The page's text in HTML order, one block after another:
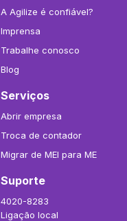
A Agilize é confiável?
Imprensa
Trabalhe conosco
Blog
Serviços
Abrir empresa
Troca de contador
Migrar de MEI para ME
Suporte
4020-8283
Ligação local